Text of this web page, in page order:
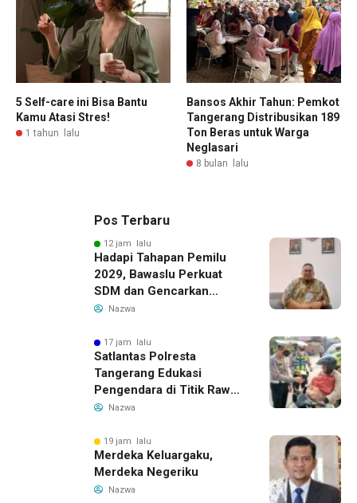
5 Self-care ini Bisa Bantu
Kamu Atasi Stres!
1 tahun lalu
Bansos Akhir Tahun: Pemkot
Tangerang Distribusikan 189
Ton Beras untuk Warga
Neglasari
8 bulan lalu
Pos Terbaru
12 jam lalu
Hadapi Tahapan Pemilu
2029, Bawaslu Perkuat
SDM dan Gencarkan
Pendidikan Demokrasi
Nazwa
17 jam lalu
Satlantas Polresta
Tangerang Edukasi
Pengendara di Titik Rawan
Kecelakaan Lewat
Nazwa
19 jam lalu
Merdeka Keluargaku,
Merdeka Negeriku
Nazwa